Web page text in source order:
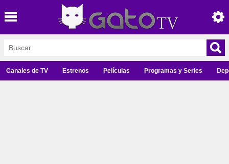
Canales de TV Estrenos Películas Programas y Series